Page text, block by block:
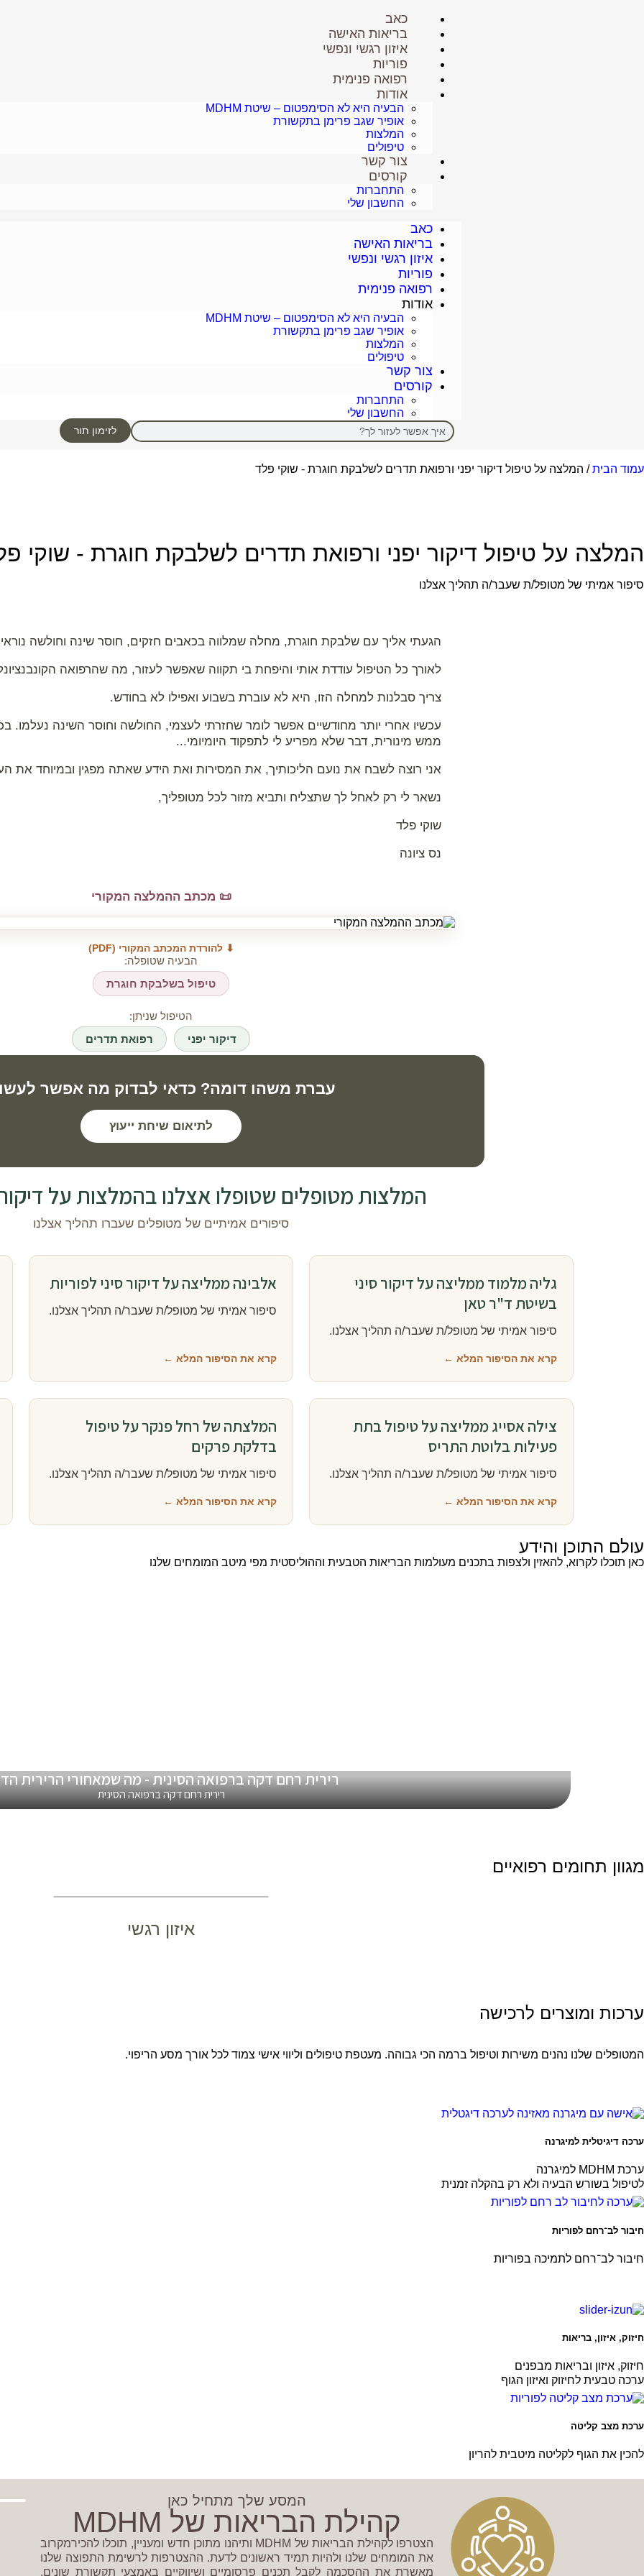
כאב
בריאות האישה
איזון רגשי ונפשי
פוריות
רפואה פנימית
אודות
הבעיה היא לא הסימפטום – שיטת MDHM
אופיר שגב פרימן בתקשורת
המלצות
טיפולים
צור קשר
קורסים
התחברות
החשבון שלי
כאב
בריאות האישה
איזון רגשי ונפשי
פוריות
רפואה פנימית
אודות
הבעיה היא לא הסימפטום – שיטת MDHM
אופיר שגב פרימן בתקשורת
המלצות
טיפולים
צור קשר
קורסים
התחברות
החשבון שלי
לזימון תור
עמוד הבית/ המלצה על טיפול דיקור יפני ורפואת תדרים לשלבקת חוגרת - שוקי פלד
המלצה על טיפול דיקור יפני ורפואת תדרים לשלבקת חוגרת - שוקי
סיפור אמיתי של מטופל/ת שעבר/ה תהליך אצלנו
הגעתי אליך עם שלבקת חוגרת, מחלה שמלווה בכאבים חזקים, חוסר שינה וחולשה
לאורך כל הטיפול עודדת אותי והיפחת בי תקווה שאפשר לעזור, מה שהרפואה
צריך סבלנות למחלה הזו, היא לא עוברת בשבוע ואפילו לא בחודש.
עכשיו אחרי יותר מחודשיים אפשר לומר שחזרתי לעצמי, החולשה וחוסר השינה נעלמו.
ממש מינורית, דבר שלא מפריע לי לתפקוד היומיומי...
אני רוצה לשבח את נועם הליכותיך, את המסירות ואת הידע שאתה מפגין ובמיוחד את
נשאר לי רק לאחל לך שתצליח ותביא מזור לכל מטופליך,
שוקי פלד
נס ציונה
📜 מכתב ההמלצה המקורי
⬇ להורדת המכתב המקורי (PDF)
הבעיה שטופלה:
טיפול בשלבקת חוגרת
הטיפול שניתן:
דיקור יפני
רפואת תדרים
עברת משהו דומה? כדאי לבדוק מה אפשר
לתיאום שיחת ייעוץ
המלצות מטופלים שטופלו אצלנו בהמלצות על דיקור
סיפורים אמיתיים של מטופלים שעברו תהליך אצלנו
גליה מלמוד ממליצה על דיקור סיני
בשיטת ד"ר טאן
סיפור אמיתי של מטופל/ת שעבר/ה תהליך אצלנו.
קרא את הסיפור המלא ←
אלבינה ממליצה על דיקור סיני לפוריות
סיפור אמיתי של מטופל/ת שעבר/ה תהליך אצלנו.
קרא את הסיפור המלא ←
צילה אסייג ממליצה על טיפול בתת
פעילות בלוטת התריס
סיפור אמיתי של מטופל/ת שעבר/ה תהליך אצלנו.
קרא את הסיפור המלא ←
המלצתה של רחל פנקר על טיפול
בדלקת פרקים
סיפור אמיתי של מטופל/ת שעבר/ה תהליך אצלנו.
קרא את הסיפור המלא ←
עולם התוכן והידע
כאן תוכלו לקרוא, להאזין ולצפות בתכנים מעולמות הבריאות הטבעית וההוליסטית מפי מיטב המומחים שלנו
רירית רחם דקה ברפואה הסינית - מה שמאחורי הרירית
רירית רחם דקה ברפואה הסינית
מגוון תחומים רפואיים
איזון רגשי
ערכות ומוצרים לרכישה
המטופלים שלנו נהנים משירות וטיפול ברמה הכי גבוהה. מעטפת טיפולים וליווי אישי צמוד לכל אורך מסע הריפוי.
ערכה דיגיטלית למיגרנה
ערכת MDHM למיגרנה
לטיפול בשורש הבעיה ולא רק בהקלה זמנית
חיבור לב־רחם לפוריות
חיבור לב־רחם לתמיכה בפוריות
חיזוק, איזון, בריאות
חיזוק, איזון ובריאות מבפנים
ערכה טבעית לחיזוק ואיזון הגוף
ערכת מצב קליטה
להכין את הגוף לקליטה מיטבית להריון
המסע שלך מתחיל כאן
קהילת הבריאות של MDHM
הצטרפו לקהילת הבריאות של MDHM ותיהנו מתוכן חדש ומעניין, תוכלו להכירמקרוב
את המומחים שלנו ולהיות תמיד ראשונים לדעת. ההצטרפות לרשימת התפוצה שלנו
מאשרת את ההסכמה לקבל תכנים פרסומיים ושיווקיים באמצעי תקשורת שונים.